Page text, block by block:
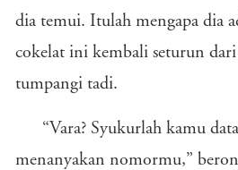
dia temui. Itulah mengapa dia
cokelat ini kembali seturun
tumpangi tadi.
“Vara? Syukurlah kamu
menanyakan nomormu,”